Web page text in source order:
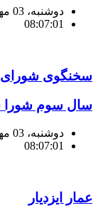
دوشنبه، 03 مهر 1402
08:07:01
سخنگوی
سال سوم شورا
دوشنبه، 03 مهر 1402
08:07:01
عمار ایزدیار